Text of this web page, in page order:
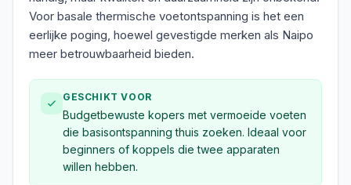
Voor basale thermische voetontspanning is het een
eerlijke poging, hoewel gevestigde merken als Naipo
meer betrouwbaarheid bieden.
GESCHIKT VOOR
Budgetbewuste kopers met vermoeide voeten
die basisontspanning thuis zoeken. Ideaal voor
beginners of koppels die twee apparaten
willen hebben.